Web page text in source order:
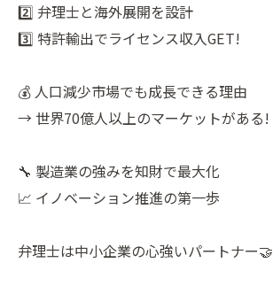
2️⃣ 弁理士と海外展開を設計
3️⃣ 特許輸出でライセンス収入GET!
💰 人口減少市場でも成長できる理由
→ 世界70億人以上のマーケットがある!
🔧 製造業の強みを知財で最大化
📈 イノベーション推進の第一歩
弁理士は中小企業の心強いパートナー🤝